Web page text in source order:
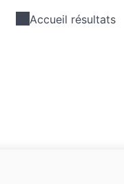
Accueil résultats